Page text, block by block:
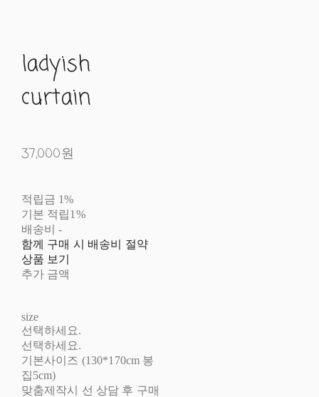
ladyish
curtain
37,000원
적립금 1%
기본 적립1%
배송비-
함께 구매 시 배송비 절약
상품 보기
추가 금액
size
선택하세요.
선택하세요.
기본사이즈 (130*170cm 봉
집5cm)
맞춤제작시 선 상담 후 구매